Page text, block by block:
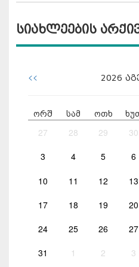
სიახლეების
<< 2026
ორშ სამ ოთხ
27 28 29 30
3 4 5 6
10 11 12 13
17 18 19 20
24 25 26 27
31 1 2 3